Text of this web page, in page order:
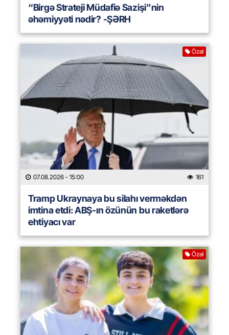
“Birgə Strateji Müdafiə Sazişi”nin
əhəmiyyəti nədir? -ŞƏRH
Özəl
07.08.2026 - 15:00 161
Tramp Ukraynaya bu silahı verməkdən
imtina etdi: ABŞ-ın özünün bu raketlərə
ehtiyacı var
Özəl